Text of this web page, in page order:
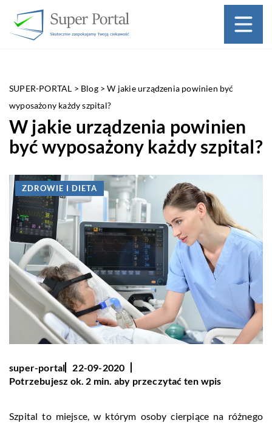
SUPER-PORTAL > Blog>W jakie urządzenia powinien być
wyposażony każdy szpital?
W jakie urządzenia powinien
być wyposażony każdy szpital?
ZDROWIE I DIETA
super-portal
22-09-2020
Potrzebujesz ok. 2 min. aby przeczytać ten wpis
Szpital to miejsce, w którym osoby cierpiące na różnego